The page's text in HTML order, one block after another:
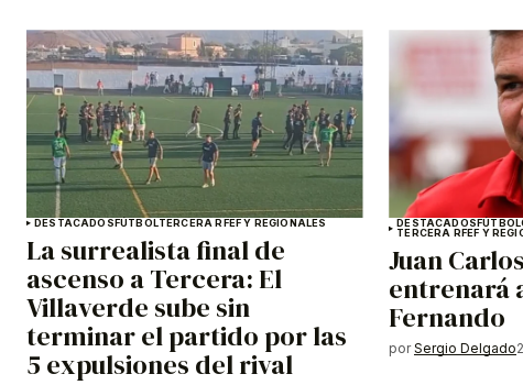
DESTACADOSFÚTBOLTERCERA RFEF Y REGIONALES
La surrealista final de
ascenso a Tercera: El
Villaverde sube sin
terminar el partido por las
5 expulsiones del rival
DESTACADOSFÚTBOL
TERCERA RFEF Y
Juan
entrenará
Fernando
por Sergio Delgado